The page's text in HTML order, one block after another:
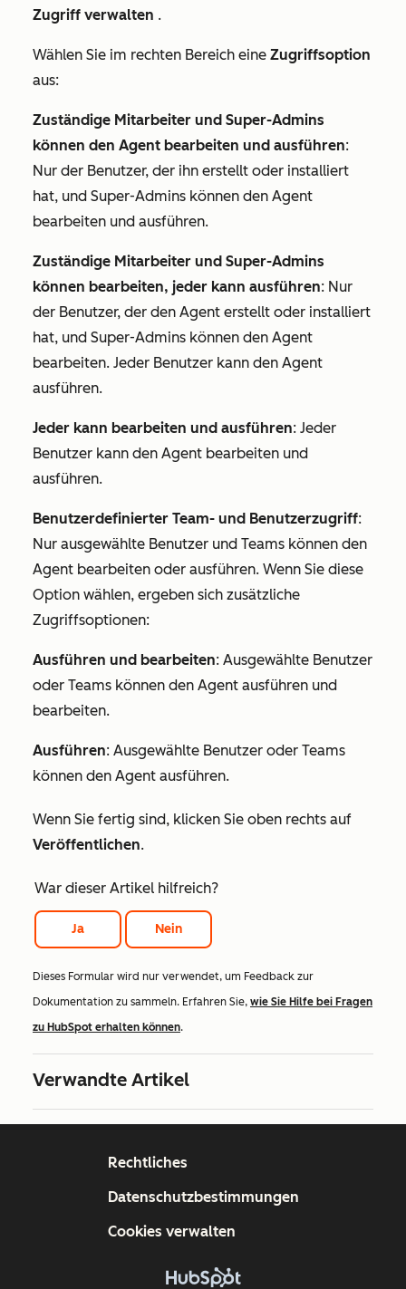
Zugriff verwalten .
Wählen Sie im rechten Bereich eine Zugriffsoption
aus:
Zuständige Mitarbeiter und Super-Admins
können den Agent bearbeiten und ausführen:
Nur der Benutzer, der ihn erstellt oder installiert
hat, und Super-Admins können den Agent
bearbeiten und ausführen.
Zuständige Mitarbeiter und Super-Admins
können bearbeiten, jeder kann ausführen: Nur
der Benutzer, der den Agent erstellt oder installiert
hat, und Super-Admins können den Agent
bearbeiten. Jeder Benutzer kann den Agent
ausführen.
Jeder kann bearbeiten und ausführen: Jeder
Benutzer kann den Agent bearbeiten und
ausführen.
Benutzerdefinierter Team- und Benutzerzugriff:
Nur ausgewählte Benutzer und Teams können den
Agent bearbeiten oder ausführen. Wenn Sie diese
Option wählen, ergeben sich zusätzliche
Zugriffsoptionen:
Ausführen und bearbeiten: Ausgewählte Benutzer
oder Teams können den Agent ausführen und
bearbeiten.
Ausführen: Ausgewählte Benutzer oder Teams
können den Agent ausführen.
Wenn Sie fertig sind, klicken Sie oben rechts auf
Veröffentlichen.
War dieser Artikel hilfreich?
Ja Nein
Dieses Formular wird nur verwendet, um Feedback zur
Dokumentation zu sammeln. Erfahren Sie, wie Sie Hilfe bei Fragen
zu HubSpot erhalten können.
Verwandte Artikel
Rechtliches
Datenschutzbestimmungen
Cookies verwalten